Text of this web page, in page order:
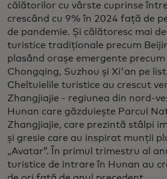
călătorilor cu vârste cuprinse
crescând cu 9% în 2024 față de
de pandemie. Și călătoresc mai
turistice tradiționale precum
plasând orașe emergente
Chongqing, Suzhou și Xi'an pe
Cheltuielile turistice au crescut
Zhangjiajie - regiunea din nord-
Hunan care găzduiește Parcul
Zhangjiajie, care prezintă stâlpi
și gresie care au inspirat munții
„Avatar”. În primul trimestru al
turistice de intrare în Hunan au